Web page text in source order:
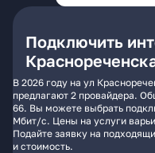
Подключить
В 2026 году на ул
предлагают 2 провайдера.
66. Вы можете выбрать
Мбит/с. Цены на услуги
Подайте заявку на
и стоимость.